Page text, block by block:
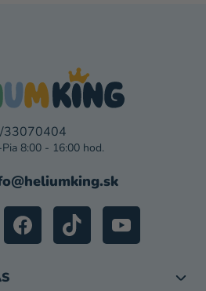
@heliumking.sk
33070404